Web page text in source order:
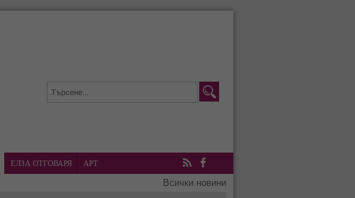
ЕЛЗА ОТГОВАРЯ
АРТ
RSS Facebook
Всички новини